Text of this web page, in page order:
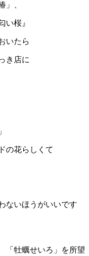
」、
い桜』
いたら
き店に
の花らしくて
ないほうがいいです
「牡蠣せいろ」を所望